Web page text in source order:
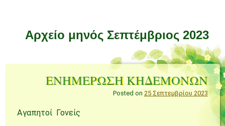
Αρχείο μηνός Σεπτέμβριος 2023
ΕΝΗΜΕΡΩΣΗ ΚΗΔΕΜΟΝΩΝ
Posted on 25 Σεπτεμβρίου 2023
Αγαπητοί Γονείς